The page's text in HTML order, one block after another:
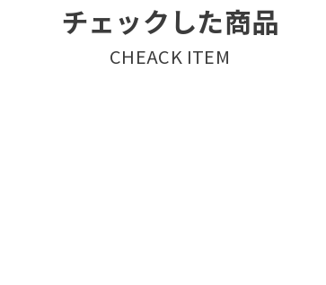
チェックした商品